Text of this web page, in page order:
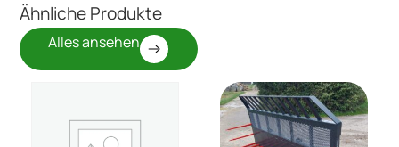
Ähnliche Produkte
Alles ansehen